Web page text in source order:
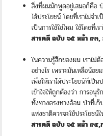
สิ่งที่ผมมักพูดอยู่เสมอก็คือ ป่
ได้ประโยชน์ โดยที่เราไม่จ
เป็นการใช้ใช่ไหม ใช้โดยที่เ
สารคดี ฉบับ ๖๕ หน้า ๙๓
ในความรู้สึกของผม เราไม่
อย่างไร เพราะมันเหลือน้อย
เพื่อให้เราได้ประโยชน์ที่เป็
เข้าใจให้ถูกต้องว่า การอนุ
ทั้งทางตรงทางอ้อม ป่าที่เ
แห่งชาติควรจะใช้ประโยชน์
สารคดี ฉบับ ๖๕ หน้า ๙๔